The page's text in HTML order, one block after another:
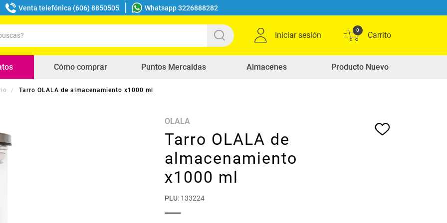
Venta telefónica (606) 8850505 Whatsapp 3226888282
Iniciar sesión
0
Cómo comprar Puntos Mercaldas Almacenes Producto Nuevo
Tarro OLALA de almacenamiento x1000 ml
OLALA
Tarro OLALA de
almacenamiento
x1000 ml
PLU: 133224
buscados